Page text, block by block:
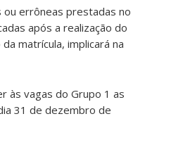
ou errôneas prestadas no
após a realização do
matrícula, implicará na
às vagas do Grupo 1 as
31 de dezembro de